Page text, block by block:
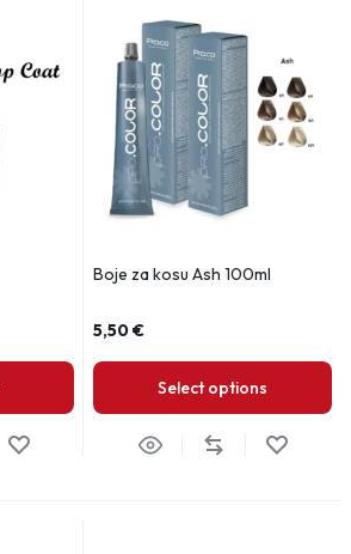
Boje za kosu Ash 100ml
5,50€
Select options